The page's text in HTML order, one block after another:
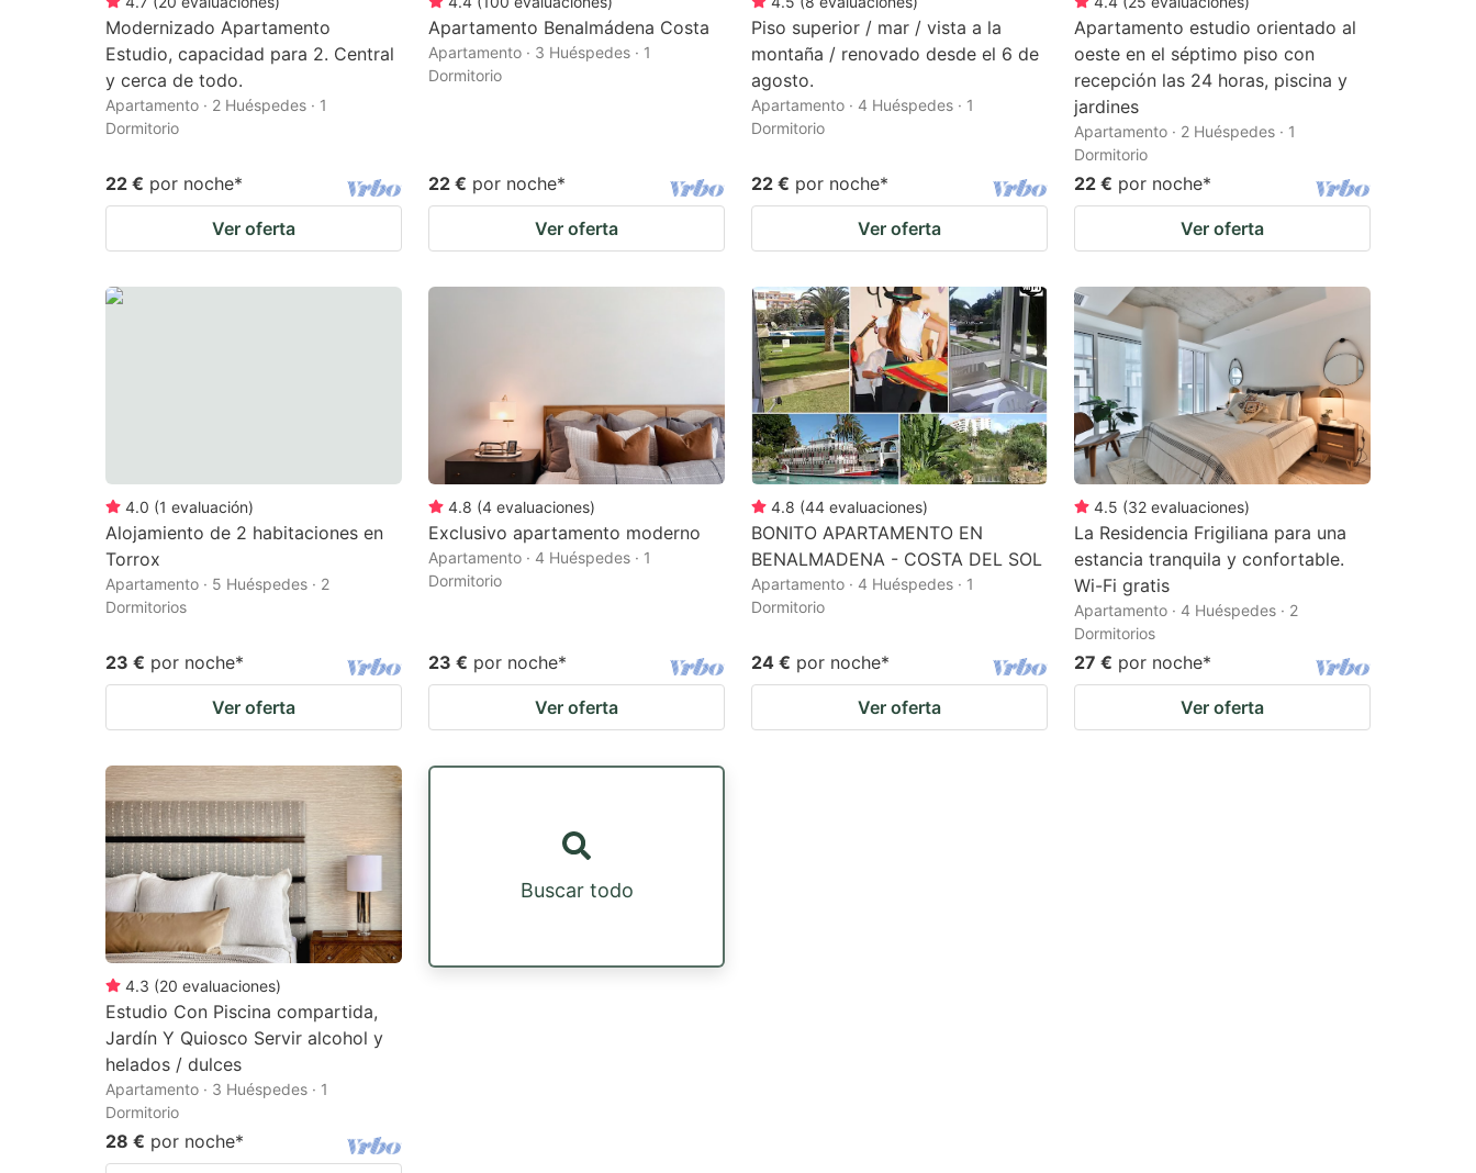
Modernizado Apartamento
Estudio, capacidad para 2. Central
y cerca de todo.
Apartamento · 2 Huéspedes · 1
Dormitorio
22 € por noche*
Ver oferta
Apartamento Benalmádena Costa
Apartamento · 3 Huéspedes · 1
Dormitorio
22 € por noche*
Ver oferta
Piso superior / mar / vista a la
montaña / renovado desde el 6 de
agosto.
Apartamento · 4 Huéspedes · 1
Dormitorio
22 € por noche*
Ver oferta
Apartamento estudio orientado al
oeste en el séptimo piso con
recepción las 24 horas, piscina y
jardines
Apartamento · 2 Huéspedes · 1
Dormitorio
22 € por noche*
Ver oferta
4.0 (1 evaluación)
Alojamiento de 2 habitaciones en
Torrox
Apartamento · 5 Huéspedes · 2
Dormitorios
23 € por noche*
Ver oferta
4.8 (4 evaluaciones)
Exclusivo apartamento moderno
Apartamento · 4 Huéspedes · 1
Dormitorio
23 € por noche*
Ver oferta
4.8 (44 evaluaciones)
BONITO APARTAMENTO EN
BENALMADENA - COSTA DEL SOL
Apartamento · 4 Huéspedes · 1
Dormitorio
24 € por noche*
Ver oferta
4.5 (32 evaluaciones)
La Residencia Frigiliana para una
estancia tranquila y confortable.
Wi-Fi gratis
Apartamento · 4 Huéspedes · 2
Dormitorios
27 € por noche*
Ver oferta
4.3 (20 evaluaciones)
Estudio Con Piscina compartida,
Jardín Y Quiosco Servir alcohol y
helados / dulces
Apartamento · 3 Huéspedes · 1
Dormitorio
28 € por noche*
Buscar todo